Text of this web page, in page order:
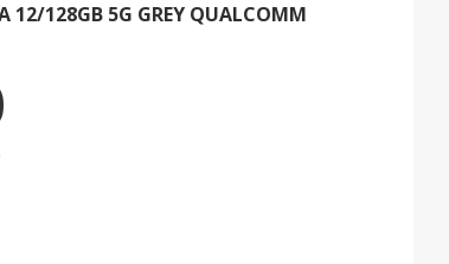
12/128GB 5G GREY QUALCOMM